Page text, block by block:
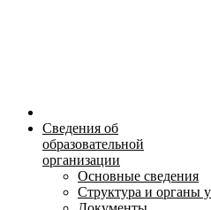
Сведения об
образовательной
организации
Основные сведения
Структура и органы